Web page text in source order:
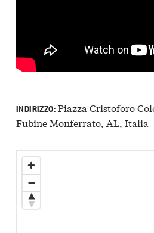
INDIRIZZO:Piazza Cristoforo
Fubine Monferrato, AL, Italia